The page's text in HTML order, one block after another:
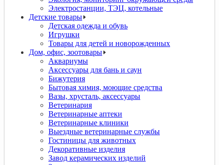
Электростанции, ТЭЦ, котельные
Детские товары
Детская одежда и обувь
Игрушки
Товары для детей и новорожденных
Дом, офис, зоотовары
Аквариумы
Аксессуары для бань и саун
Бижутерия
Бытовая химия, моющие средства
Вазы, хрусталь, аксессуары
Ветеринария
Ветеринарные аптеки
Ветеринарные клиники
Выездные ветеринарные службы
Гостиницы для животных
Декоративные изделия
Завод керамических изделий